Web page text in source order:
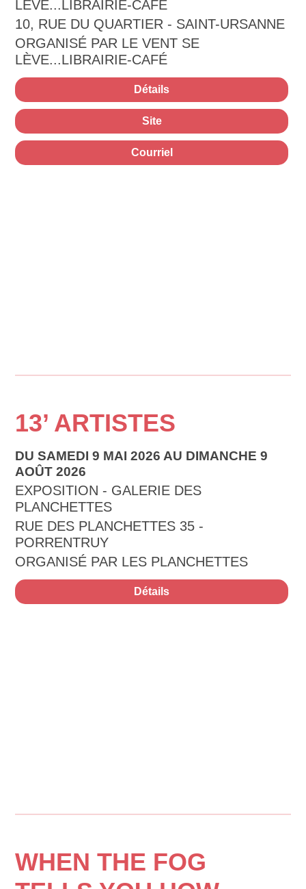
LÈVE...LIBRAIRIE-CAFÉ
10, RUE DU QUARTIER - SAINT-URSANNE
ORGANISÉ PAR LE VENT SE
LÈVE...LIBRAIRIE-CAFÉ
Détails
Site
Courriel
13’ ARTISTES
DU SAMEDI 9 MAI 2026 AU DIMANCHE 9
AOÛT 2026
EXPOSITION - GALERIE DES
PLANCHETTES
RUE DES PLANCHETTES 35 -
PORRENTRUY
ORGANISÉ PAR LES PLANCHETTES
Détails
WHEN THE FOG